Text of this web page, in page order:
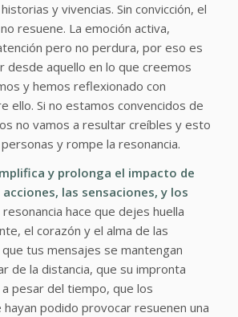
y vivencias. Sin convicción, el
resuene. La emoción activa,
pero no perdura, por eso es
desde aquello en lo que creemos
y hemos reflexionado con
ello. Si no estamos convencidos de
no vamos a resultar creíbles y esto
y rompe la resonancia.
y prolonga el impacto de
las sensaciones, y los
resonancia hace que dejes huella
el corazón y el alma de las
tus mensajes se mantengan
de la distancia, que su impronta
pesar del tiempo, que los
podido provocar resuenen una